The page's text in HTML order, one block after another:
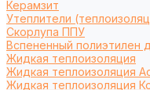
Керамзит
Утеплители
Cкорлупа ППУ
Вспененный полиэтилен
Жидкая теплоизоляция
Жидкая теплоизоляция
Жидкая теплоизоляция